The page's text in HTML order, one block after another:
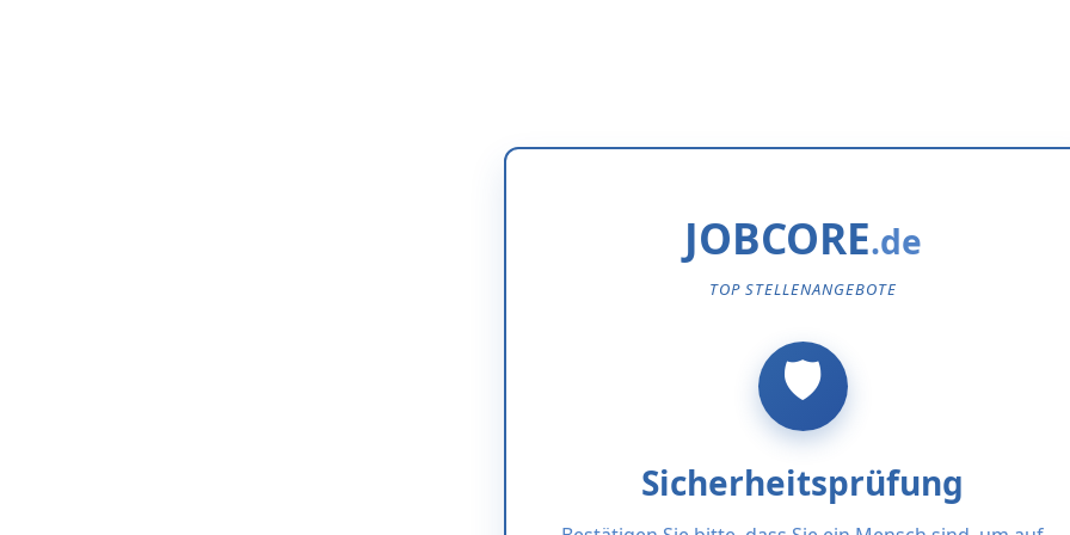
JOBCORE
TOP STELLENANGEBOTE
Sicherheitsprüfung